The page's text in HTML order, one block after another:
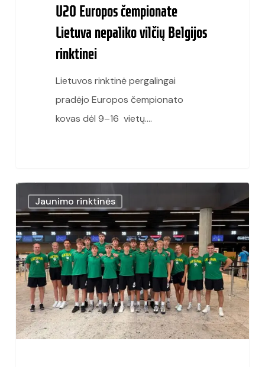
U20 Europos čempionate
Lietuva nepaliko vilčių Belgijos
rinktinei
Lietuvos rinktinė pergalingai
pradėjo Europos čempionato
kovas dėl 9–16 vietų.…
U16
Lietuvos
rinktinė
tęsia
pasiruošimą
Europos
čempionatui
Jaunimo rinktinės